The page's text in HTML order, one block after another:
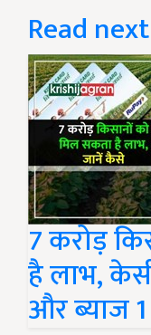
Read next
7 करोड़
है लाभ,
और ब्याज